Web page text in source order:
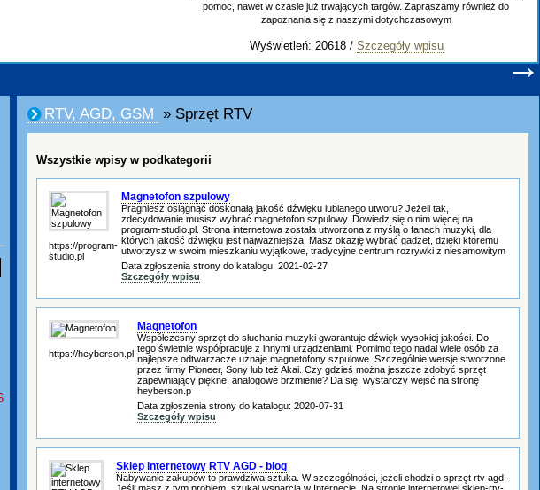
pomoc, nawet w czasie już trwających targów. Zapraszamy również do
zapoznania się z naszymi dotychczasowym
Wyświetleń: 20618 / Szczegóły wpisu
→
RTV, AGD, GSM » Sprzęt RTV
Wszystkie wpisy w podkategorii
https://program-
studio.pl
Magnetofon szpulowy
Pragniesz osiągnąć doskonałą jakość dźwięku lubianego utworu? Jeżeli tak,
zdecydowanie musisz wybrać magnetofon szpulowy. Dowiedz się o nim więcej na
program-studio.pl. Strona internetowa została utworzona z myślą o fanach muzyki, dla
których jakość dźwięku jest najważniejsza. Masz okazję wybrać gadżet, dzięki któremu
utworzysz w swoim mieszkaniu wyjątkowe, tradycyjne centrum rozrywki z niesamowitym
Data zgłoszenia strony do katalogu: 2021-02-27
Szczegóły wpisu
https://heyberson.pl
Magnetofon
Współczesny sprzęt do słuchania muzyki gwarantuje dźwięk wysokiej jakości. Do
tego świetnie współpracuje z innymi urządzeniami. Pomimo tego nadal wiele osób za
najlepsze odtwarzacze uznaje magnetofony szpulowe. Szczególnie wersje stworzone
przez firmy Pioneer, Sony lub też Akai. Czy gdzieś można jeszcze zdobyć sprzęt
zapewniający piękne, analogowe brzmienie? Da się, wystarczy wejść na stronę
heyberson.p
Data zgłoszenia strony do katalogu: 2020-07-31
Szczegóły wpisu
Sklep internetowy RTV AGD - blog
Nabywanie zakupów to prawdziwa sztuka. W szczególności, jeżeli chodzi o sprzęt rtv agd.